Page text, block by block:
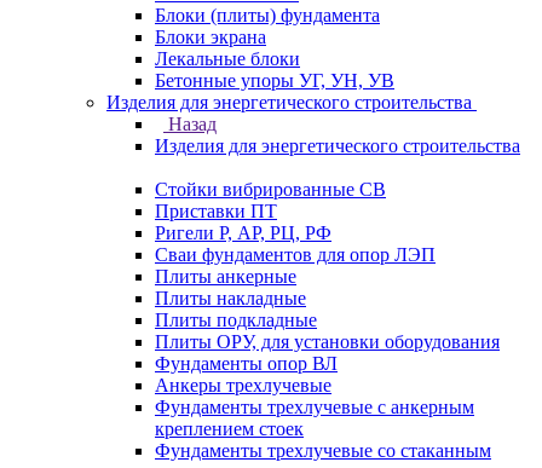
Блоки (плиты) фундамента
Блоки экрана
Лекальные блоки
Бетонные упоры УГ, УН, УВ
Изделия для энергетического строительства
Назад
Изделия для энергетического строительства
Стойки вибрированные СВ
Приставки ПТ
Ригели Р, АР, РЦ, РФ
Сваи фундаментов для опор ЛЭП
Плиты анкерные
Плиты накладные
Плиты подкладные
Плиты ОРУ, для установки оборудования
Фундаменты опор ВЛ
Анкеры трехлучевые
Фундаменты трехлучевые с анкерным
креплением стоек
Фундаменты трехлучевые со стаканным